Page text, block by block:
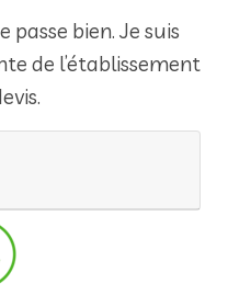
bien. Je suis
de l’établissement